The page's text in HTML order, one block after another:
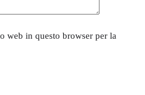
web in questo browser per la